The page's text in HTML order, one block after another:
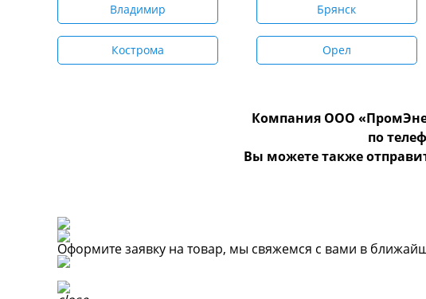
Владимир Брянск
Кострома Орел
Компания ООО
по
Вы можете также
Оформите заявку на товар, мы свяжемся с вами в